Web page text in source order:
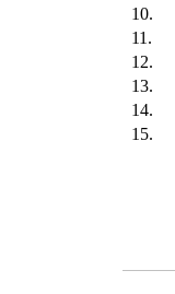
10.
11.
12.
13.
14.
15.